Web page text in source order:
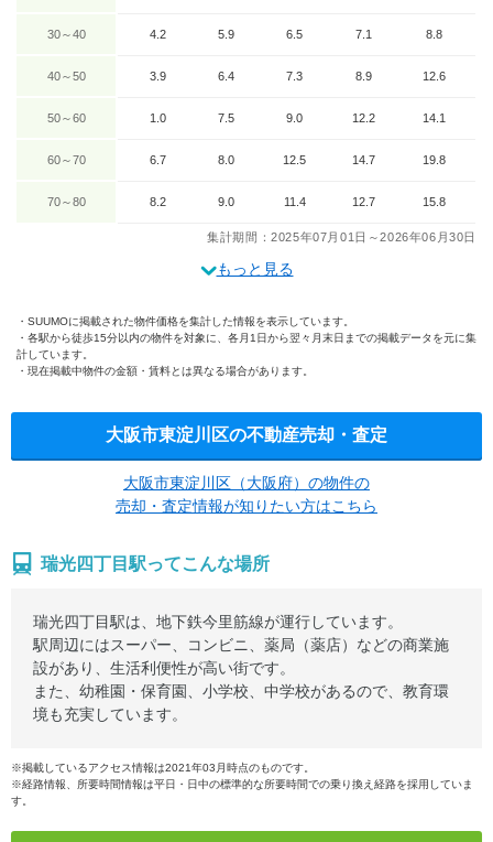
30～40 4.2 5.9 6.5 7.1 8.8
40～50 3.9 6.4 7.3 8.9 12.6
50～60 1.0 7.5 9.0 12.2 14.1
60～70 6.7 8.0 12.5 14.7 19.8
70～80 8.2 9.0 11.4 12.7 15.8
集計期間：2025年07月01日～2026年06月30日
もっと見る
SUUMOに掲載された物件価格を集計した情報を表示しています。
各駅から徒歩15分以内の物件を対象に、各月1日から翌々月末日までの掲載データを元に集
計しています。
現在掲載中物件の金額・賃料とは異なる場合があります。
大阪市東淀川区の不動産売却・査定
大阪市東淀川区（大阪府）の物件の
売却・査定情報が知りたい方はこちら
瑞光四丁目駅ってこんな場所
瑞光四丁目駅は、地下鉄今里筋線が運行しています。
駅周辺にはスーパー、コンビニ、薬局（薬店）などの商業施
設があり、生活利便性が高い街です。
また、幼稚園・保育園、小学校、中学校があるので、教育環
境も充実しています。
※掲載しているアクセス情報は2021年03月時点のものです。
※経路情報、所要時間情報は平日・日中の標準的な所要時間での乗り換え経路を採用していま
す。